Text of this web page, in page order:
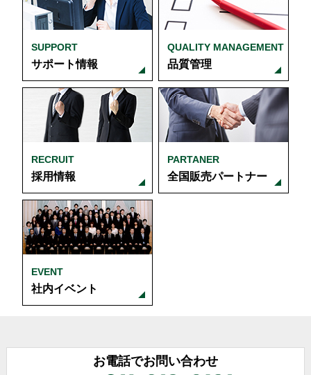
SUPPORT
サポート情報
QUALITY MANAGEMENT
品質管理
RECRUIT
採用情報
PARTANER
全国販売パートナー
EVENT
社内イベント
お電話でお問い合わせ